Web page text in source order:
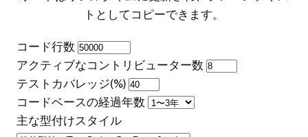
トとしてコピーできます。
コード行数
アクティブなコントリビューター数
テストカバレッジ(%)
コードベースの経過年数
主な型付けスタイル